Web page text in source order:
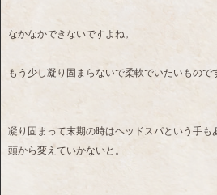
なかなかできないですよね。
もう少し凝り固まらないで柔軟でいたいもので
凝り固まって末期の時はヘッドスパという手も
頭から変えていかないと。